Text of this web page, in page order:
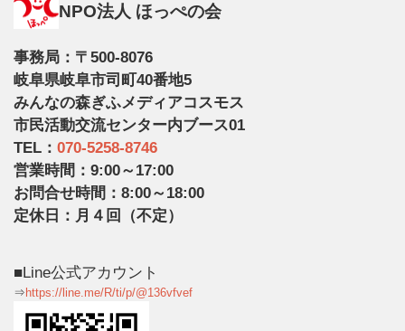
NPO法人 ほっぺの会
事務局：〒500-8076
岐阜県岐阜市司町40番地5
みんなの森ぎふメディアコスモス
市民活動交流センター内ブース01
TEL： 070-5258-8746
営業時間：9:00～17:00
お問合せ時間：8:00～18:00
定休日：月４回（不定）
■Line公式アカウント
⇒https://line.me/R/ti/p/@136vfvef